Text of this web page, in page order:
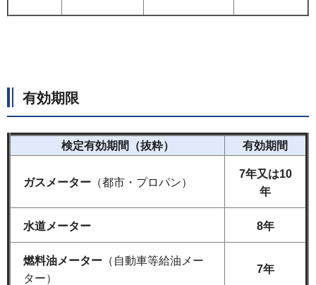
有効期限
検定有効期間（抜粋） 有効期間
ガスメーター （都市・プロパン）
7年又は10
年
水道メーター 8年
燃料油メーター （自動車等給油メー
ター）
7年